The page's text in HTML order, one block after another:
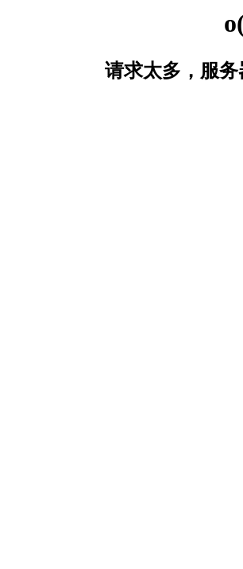
请求太多，服